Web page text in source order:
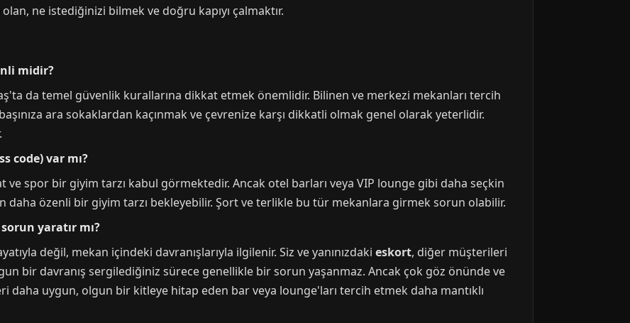
ne istediğinizi bilmek ve doğru kapıyı çalmaktır.
midir?
da temel güvenlik kurallarına dikkat etmek önemlidir. Bilinen ve merkezi mekanları tercih
ara sokaklardan kaçınmak ve çevrenize karşı dikkatli olmak genel olarak yeterlidir.
code) var mı?
ve spor bir giyim tarzı kabul görmektedir. Ancak otel barları veya VIP lounge gibi daha seçkin
daha özenli bir giyim tarzı bekleyebilir. Şort ve terlikle bu tür mekanlara girmek sorun olabilir.
yaratır mı?
değil, mekan içindeki davranışlarıyla ilgilenir. Siz ve yanınızdaki eskort, diğer müşterileri
bir davranış sergilediğiniz sürece genellikle bir sorun yaşanmaz. Ancak çok göz önünde ve
daha uygun, olgun bir kitleye hitap eden bar veya lounge'ları tercih etmek daha mantıklı